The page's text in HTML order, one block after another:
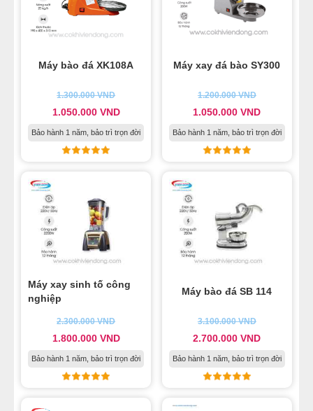
Máy bào đá XK108A
1.300.000VND
1.050.000 VND
Bảo hành 1 năm, bảo trì trọn đời
Máy xay đá bào SY300
1.200.000VND
1.050.000VND
Bảo hành 1 năm, bảo trì trọn đời
Máy xay sinh tố công
nghiệp
2.300.000VND
1.800.000 VND
Bảo hành 1 năm, bảo trì trọn đời
Máy bào đá SB 114
3.100.000VND
2.700.000VND
Bảo hành 1 năm, bảo trì trọn đời